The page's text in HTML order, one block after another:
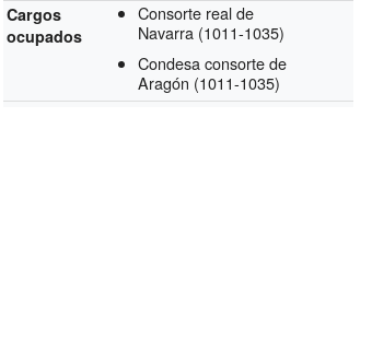
Cargos
ocupados
Consorte real de
Navarra (1011-1035)
Condesa consorte de
Aragón (1011-1035)